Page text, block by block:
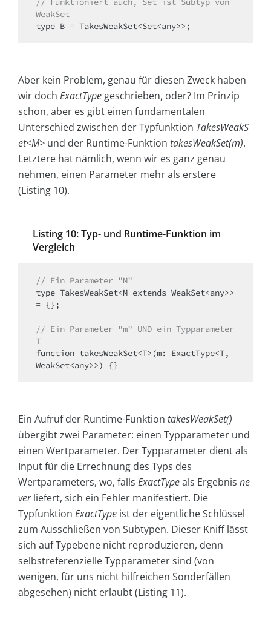
WeakSet
Aber kein Problem, genau für diesen Zweck haben
wir doch ExactType geschrieben, oder? Im Prinzip
schon, aber es gibt einen fundamentalen
Unterschied zwischen der Typfunktion TakesWeakS
et<M> und der Runtime-Funktion takesWeakSet(m).
Letztere hat nämlich, wenn wir es ganz genau
nehmen, einen Parameter mehr als erstere
(Listing 10).
Listing 10: Typ- und Runtime-Funktion im
Vergleich
// Ein Parameter "M"
type TakesWeakSet<M extends WeakSet<any>>
= {};
// Ein Parameter "m" UND ein Typparameter
T
function takesWeakSet<T>(m: ExactType<T,
Ein Aufruf der Runtime-Funktion takesWeakSet()
übergibt zwei Parameter: einen Typparameter und
einen Wertparameter. Der Typparameter dient als
Input für die Errechnung des Typs des
Wertparameters, wo, falls ExactTypeals Ergebnis ne
verliefert, sich ein Fehler manifestiert. Die
Typfunktion ExactType ist der eigentliche Schlüssel
zum Ausschließen von Subtypen. Dieser Kniff lässt
sich auf Typebene nicht reproduzieren, denn
selbstreferenzielle Typparameter sind (von
wenigen, für uns nicht hilfreichen Sonderfällen
abgesehen) nicht erlaubt (Listing 11).